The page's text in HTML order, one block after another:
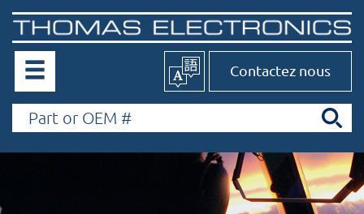
Contactez nous